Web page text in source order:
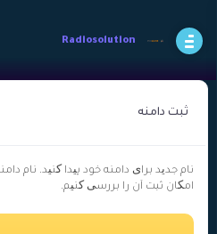
Radiosolution
ثبت دامنه
نام جدید برای دامنه خود پیدا کنید. نام
امکان ثبت آن را بررسی کنیم.